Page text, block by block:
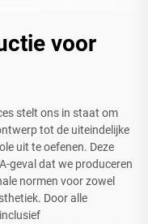
voor
stelt ons in staat om
tot de uiteindelijke
uit te oefenen. Deze
geval dat we produceren
normen voor zowel
Door alle